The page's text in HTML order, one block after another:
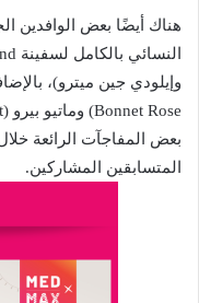
هناك أيضًا بعض الوافدين
بعض المفاجآت الرائعة
المتسابقين المشاركين.